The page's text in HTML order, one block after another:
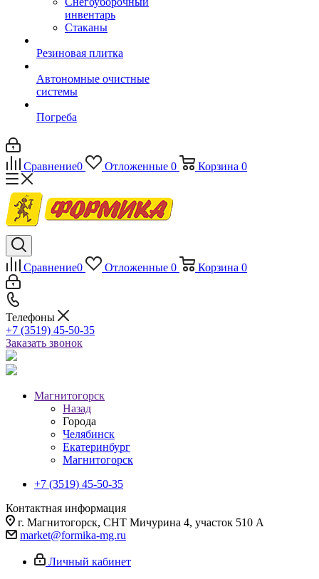
инвентарь
Стаканы
Резиновая плитка
Автономные очистные
системы
Погреба
Сравнение0 Отложенные 0 Корзина 0
Сравнение0 Отложенные 0 Корзина 0
Телефоны
+7 (3519) 45-50-35
Заказать звонок
Магнитогорск
Назад
Города
Челябинск
Екатеринбург
Магнитогорск
+7 (3519) 45-50-35
Контактная информация
г. Магнитогорск, СНТ Мичурина 4, участок 510 А
market@formika-mg.ru
Личный кабинет